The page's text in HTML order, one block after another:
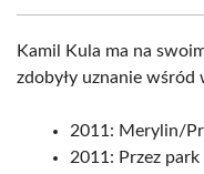
Kamil Kula ma na
zdobyły uznanie
2011: Merylin/
2011: Przez park